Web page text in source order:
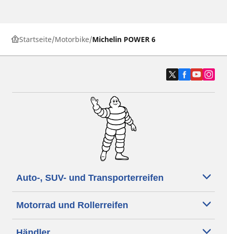
Startseite Motorbike Michelin POWER 6
Auto-, SUV- und Transporterreifen
Motorrad und Rollerreifen